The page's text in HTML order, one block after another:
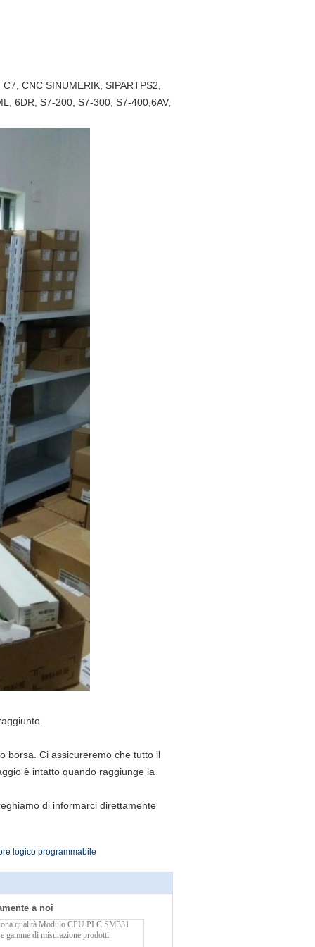
CNC SINUMERIK, SIPARTPS2,
6DR, S7-200, S7-300, S7-400,6AV,
borsa. Ci assicureremo che tutto il
è intatto quando raggiunge la
di informarci direttamente
logico programmabile
a noi